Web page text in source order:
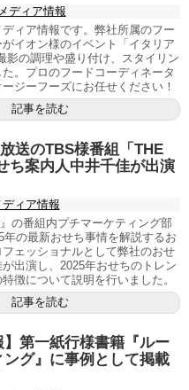
メディア情報
ィア情報です。弊社所属のフー
がイオン様のイベント「イタリア
影の調理や盛り付け、スタイリン
。プロのフードコーディネータ
ジーフーズにお任せください！
記事を読む
送のTBS様番組「THE
ち案内人中井千佳が出演
ディア情報
の番組内プチマーケティング部
年の最新おせち事情を解説するお
ェッショナルとして弊社のおせ
出演し、2025年おせちのトレン
徴について説明を行いました。
記事を読む
】第一紙行様書籍『ルー
グ』に事例として掲載